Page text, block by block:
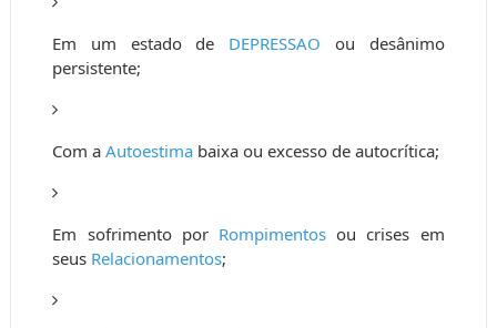
Em um estado de DEPRESSAO ou desânimo
persistente;
Com aAutoestima baixa ou excesso de autocrítica;
Em sofrimento por Rompimentos ou crises em
seus Relacionamentos;